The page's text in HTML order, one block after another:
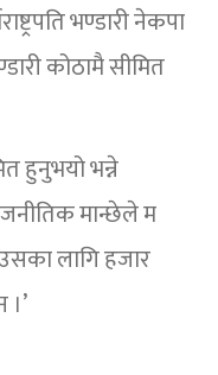
भण्डारी नेकपा
कोठामै सीमित
हुनुभयो भन्ने
मान्छेले म
लागि हजार